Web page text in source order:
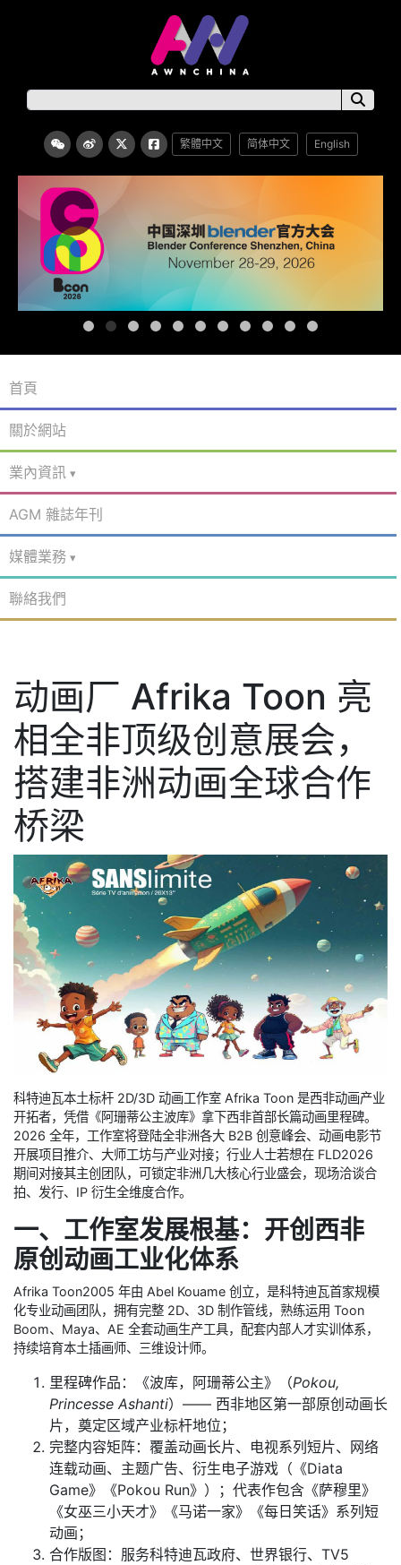
繁體中文 简体中文 English
首頁
關於網站
業內資訊
AGM 雜誌年刊
媒體業務
聯絡我們
动画厂 Afrika Toon 亮
相全非顶级创意展会，
搭建非洲动画全球合作
桥梁
科特迪瓦本土标杆 2D/3D 动画工作室 Afrika Toon 是西非动画产业
开拓者，凭借《阿珊蒂公主波库》拿下西非首部长篇动画里程碑。
2026 全年，工作室将登陆全非洲各大 B2B 创意峰会、动画电影节
开展项目推介、大师工坊与产业对接；行业人士若想在 FLD2026
期间对接其主创团队，可锁定非洲几大核心行业盛会，现场洽谈合
拍、发行、IP 衍生全维度合作。
一、工作室发展根基：开创西非
原创动画工业化体系
Afrika Toon2005 年由 Abel Kouame 创立，是科特迪瓦首家规模
化专业动画团队，拥有完整 2D、3D 制作管线，熟练运用 Toon
Boom、Maya、AE 全套动画生产工具，配套内部人才实训体系，
持续培育本土插画师、三维设计师。
里程碑作品：《波库，阿珊蒂公主》（Pokou,
Princesse Ashanti）—— 西非地区第一部原创动画长
片，奠定区域产业标杆地位；
完整内容矩阵：覆盖动画长片、电视系列短片、网络
连载动画、主题广告、衍生电子游戏（《Diata
Game》《Pokou Run》）；代表作包含《萨穆里》
《女巫三小天才》《马诺一家》《每日笑话》系列短
动画；
合作版图：服务科特迪瓦政府、世界银行、TV5